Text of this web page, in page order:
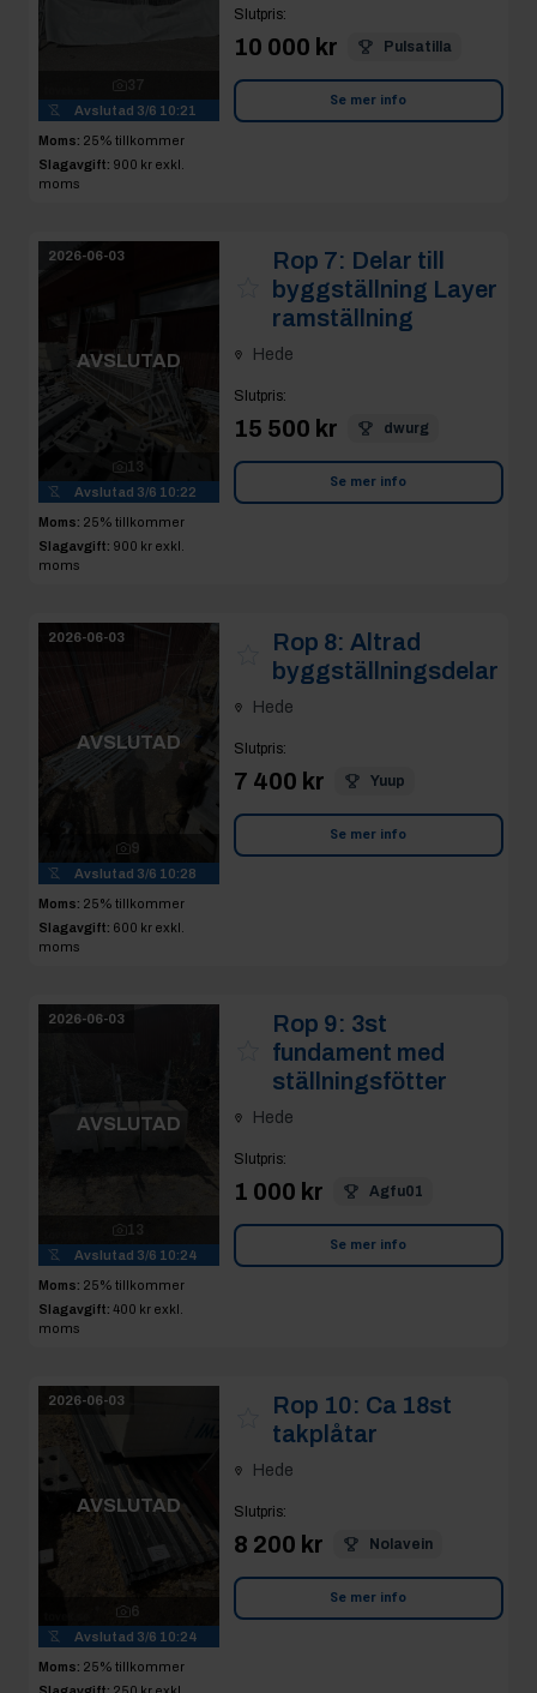
Avslutad 3/6 10:21
Moms: 25% tillkommer
Slagavgift: 900 kr exkl.
moms
Slutpris:
10 000 kr Pulsatilla
Se mer info
2026-06-03
AVSLUTAD
13
Avslutad 3/6 10:22
Moms: 25% tillkommer
Slagavgift: 900 kr exkl.
moms
Rop 7: Delar till
byggställning Layer
ramställning
Hede
Slutpris:
15 500 kr dwurg
Se mer info
2026-06-03
AVSLUTAD
9
Avslutad 3/6 10:28
Moms: 25% tillkommer
Slagavgift: 600 kr exkl.
moms
Rop 8: Altrad
byggställningsdelar
Hede
Slutpris:
7 400 kr Yuup
Se mer info
2026-06-03
AVSLUTAD
13
Avslutad 3/6 10:24
Moms: 25% tillkommer
Slagavgift: 400 kr exkl.
moms
Rop 9: 3st
fundament med
ställningsfötter
Hede
Slutpris:
1 000 kr Agfu01
Se mer info
2026-06-03
AVSLUTAD
6
Avslutad 3/6 10:24
Moms: 25% tillkommer
Rop 10: Ca 18st
takplåtar
Hede
Slutpris:
8 200 kr Nolavein
Se mer info